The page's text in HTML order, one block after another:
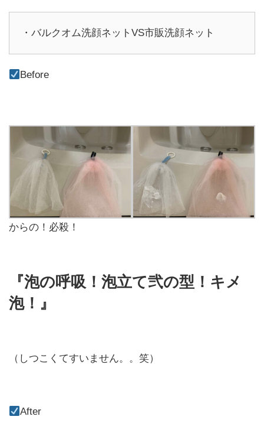
・バルクオム洗顔ネットVS市販洗顔ネット
Before
からの！必殺！
『泡の呼吸！泡立て弐の型！キメ
泡！』
（しつこくてすいません。。笑）
After